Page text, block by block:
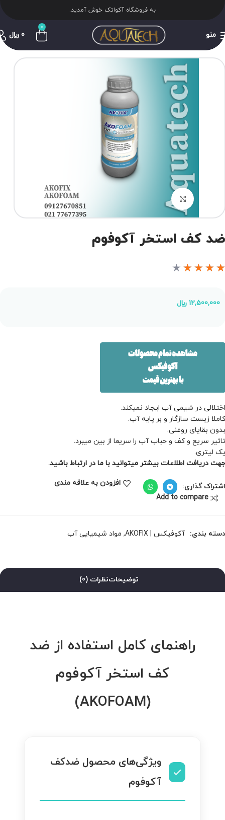
به فروشگاه آکواتک خوش آمدید.
منو
0
0 ﷼
برای بزرگنمایی کلیک کنید
کف استخر آکوفوم
★
★
★
★
12,500,000 ﷼
در شیمی آب ایجاد نمیکند.
زیست سازگار و بر پایه آب.
بقایای روغنی.
سریع و کف و حباب آب را سریعا از بین میبرد.
لیتری.
دریافت اطلاعات بیشتر میتوانید با ما در ارتباط باشید.
گذاری:
افزودن به علاقه مندی
Add to compare
بندی: آکوفیکس | AKOFIX , مواد شیمیایی آب
توضیحاتنظرات (0)
راهنمای کامل استفاده از ضد
کف استخر آکوفوم
(AKOFOAM)
ویژگی‌های محصول ضدکف
آکوفوم